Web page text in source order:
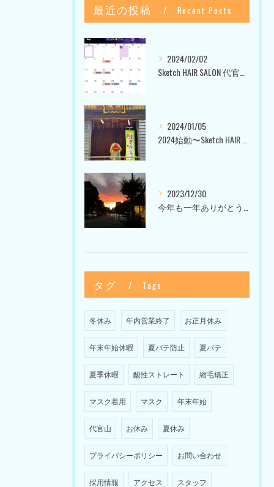
最近の投稿 Recent Posts
2024/02/02
2024/01/05
2023/12/30
タグ Tags
冬休み 年内営業終了 お正月休み
年末年始休暇 夏バテ防止 夏バテ
夏季休暇 酸性ストレート 縮毛矯正
マスク着用 マスク 年末年始
代官山 お休み 夏休み
プライバシーポリシー お問い合わせ
採用情報 アクセス スタッフ